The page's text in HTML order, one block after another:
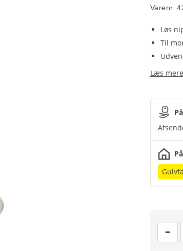
Varenr.
Løs
Til
Læs mere